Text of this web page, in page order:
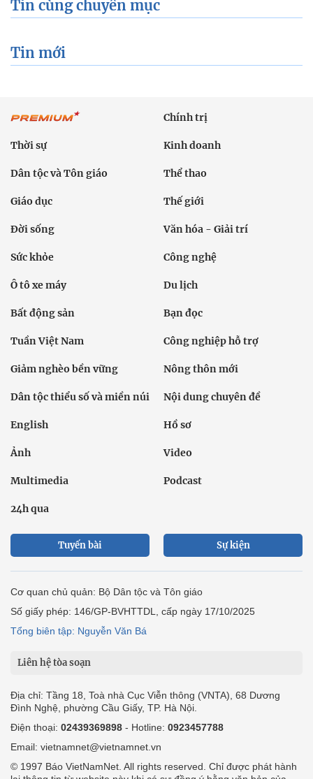
Tin cùng chuyên mục
Tin mới
Chính trị
Thời sự Kinh doanh
Dân tộc và Tôn giáo Thể thao
Giáo dục Thế giới
Đời sống Văn hóa - Giải trí
Sức khỏe Công nghệ
Ô tô xe máy Du lịch
Bất động sản Bạn đọc
Tuần Việt Nam Công nghiệp hỗ trợ
Giảm nghèo bền vững Nông thôn mới
Dân tộc thiểu số và miền núi Nội dung chuyên đề
English Hồ sơ
Ảnh Video
Multimedia Podcast
24h qua
Tuyến bài Sự kiện
Cơ quan chủ quản: Bộ Dân tộc và Tôn giáo
Số giấy phép: 146/GP-BVHTTDL, cấp ngày 17/10/2025
Tổng biên tập: Nguyễn Văn Bá
Liên hệ tòa soạn
Địa chỉ: Tầng 18, Toà nhà Cục Viễn thông (VNTA), 68 Dương
Đình Nghệ, phường Cầu Giấy, TP. Hà Nội.
Điện thoại: 02439369898 - Hotline: 0923457788
Email: vietnamnet@vietnamnet.vn
© 1997 Báo VietNamNet. All rights reserved. Chỉ được phát hành